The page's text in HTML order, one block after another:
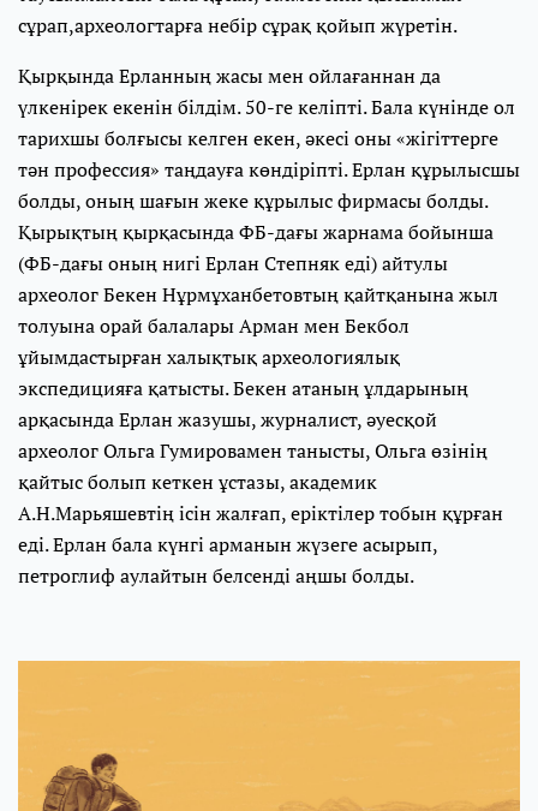
сұрап,археологтарға небір сұрақ қойып жүретін.
Қырқында Ерланның жасы мен ойлағаннан да
үлкенірек екенін білдім. 50-ге келіпті. Бала күнінде ол
тарихшы болғысы келген екен, әкесі оны «жігіттерге
тән профессия» таңдауға көндіріпті. Ерлан құрылысшы
болды, оның шағын жеке құрылыс фирмасы болды.
Қырықтың қырқасында ФБ-дағы жарнама бойынша
(ФБ-дағы оның нигі Ерлан Степняк еді) айтулы
археолог Бекен Нұрмұханбетовтың қайтқанына жыл
толуына орай балалары Арман мен Бекбол
ұйымдастырған халықтық археологиялық
экспедицияға қатысты. Бекен атаның ұлдарының
арқасында Ерлан жазушы, журналист, әуесқой
археолог Ольга Гумировамен танысты, Ольга өзінің
қайтыс болып кеткен ұстазы, академик
А.Н.Марьяшевтің ісін жалғап, еріктілер тобын құрған
еді. Ерлан бала күнгі арманын жүзеге асырып,
петроглиф аулайтын белсенді аңшы болды.